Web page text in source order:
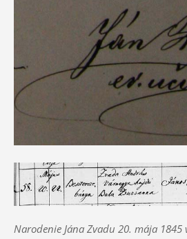
Narodenie Jána Zvadu 20. mája 1845